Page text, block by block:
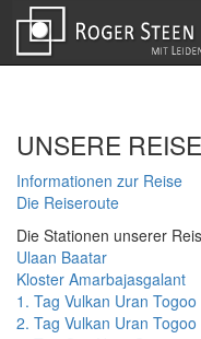
UNSERE REISE
Informationen zur Reise
Die Reiseroute
Die Stationen unserer
Ulaan Baatar
Kloster Amarbajasgalant
1. Tag Vulkan Uran Togoo
2. Tag Vulkan Uran Togoo